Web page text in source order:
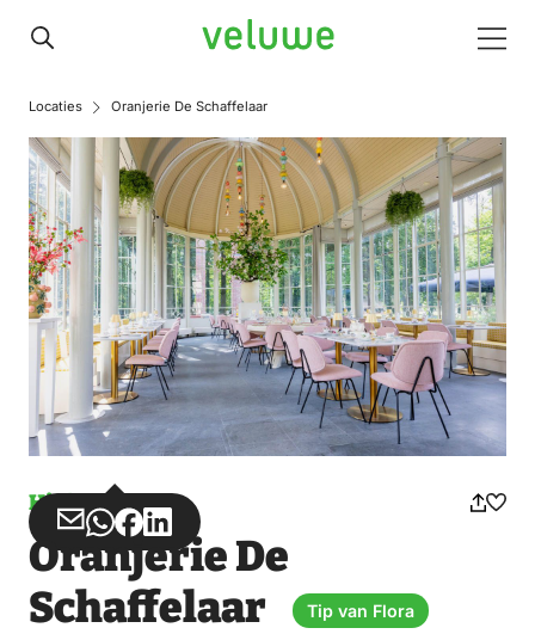
Veluwe
Locaties Oranjerie De Schaffelaar
High Tea
Teilen
über
Email
Teilen
über
WhatsApp
Teilen
auf
Facebook
Teilen
auf
LinkedIn
Oranjerie De
Schaffelaar
Tip van Flora